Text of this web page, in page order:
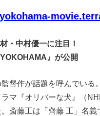
・中村優一に注目！
』が公開
督作が話題を呼んでいる
マ『オリバーな犬』（
斎藤工は「齊藤 工」名